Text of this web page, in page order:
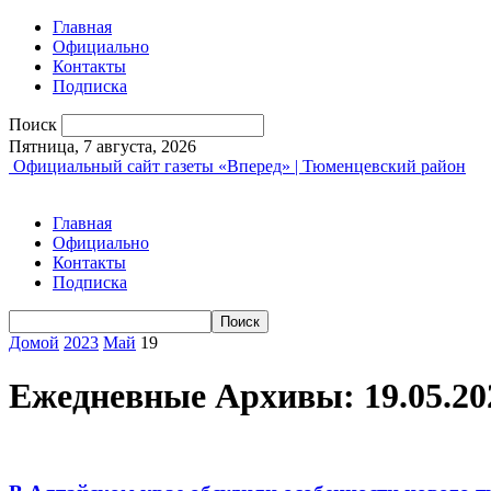
Главная
Официально
Контакты
Подписка
Поиск
Пятница, 7 августа, 2026
Официальный сайт газеты «Вперед» | Тюменцевский район
Главная
Официально
Контакты
Подписка
Домой 2023 Май 19
Ежедневные Архивы: